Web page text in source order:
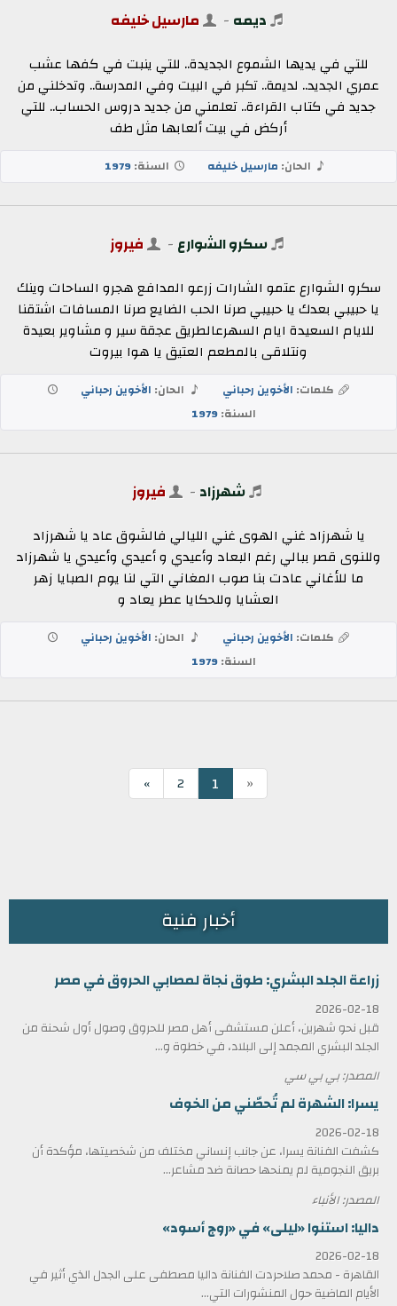
ديمه - مارسيل خليفه
للتي في يديها الشموع الجديدة.. للتي ينبت في كفها عشب
عمري الجديد.. لديمة.. تكبر في البيت وفي المدرسة.. وتدخلني من
جديد في كتاب القراءة.. تعلمني من جديد دروس الحساب.. للتي
أركض في بيت ألعابها مثل طف
الحان: مارسيل خليفه السنة:1979
سكرو الشوارع - فيروز
سكرو الشوارع عتمو الشارات زرعو المدافع هجرو الساحات وينك
يا حبيبي بعدك يا حبيبي صرنا الحب الضايع صرنا المسافات اشتقنا
للايام السعيدة ايام السهرعالطريق عجقة سير و مشاوير بعيدة
ونتلاقى بالمطعم العتيق يا هوا بيروت
كلمات: الأخوين رحباني الحان: الأخوين رحباني
السنة:1979
شهرزاد - فيروز
يا شهرزاد غني الهوى غني الليالي فالشوق عاد يا شهرزاد
وللنوى قصر ببالي رغم البعاد وأعيدي و أعيدي وأعيدي يا شهرزاد
ما للأغاني عادت بنا صوب المغاني التي لنا يوم الصبايا زهر
العشايا وللحكايا عطر يعاد و
كلمات: الأخوين رحباني الحان: الأخوين رحباني
السنة:1979
«
1
2
»
أخبار فنية
زراعة الجلد البشري: طوق نجاة لمصابي الحروق في مصر
2026-02-18
قبل نحو شهرين، أعلن مستشفى أهل مصر للحروق وصول أول شحنة من
الجلد البشري المجمد إلى البلاد، في خطوة و...
المصدر: بي بي سي
يسرا: الشهرة لم تُحصّني من الخوف
2026-02-18
كشفت الفنانة يسرا، عن جانب إنساني مختلف من شخصيتها، مؤكدة أن
بريق النجومية لم يمنحها حصانة ضد مشاعر...
المصدر: الأنباء
داليا: استنوا «ليلى» في «روج أسود»
2026-02-18
القاهرة - محمد صلاحردت الفنانة داليا مصطفى على الجدل الذي أثير في
الأيام الماضية حول المنشورات التي...